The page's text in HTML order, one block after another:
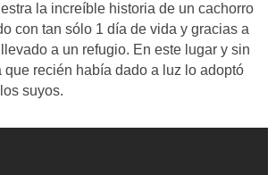
la increíble historia de un cachorro
con tan sólo 1 día de vida y gracias a
a un refugio. En este lugar y sin
que recién había dado a luz lo adoptó
suyos.